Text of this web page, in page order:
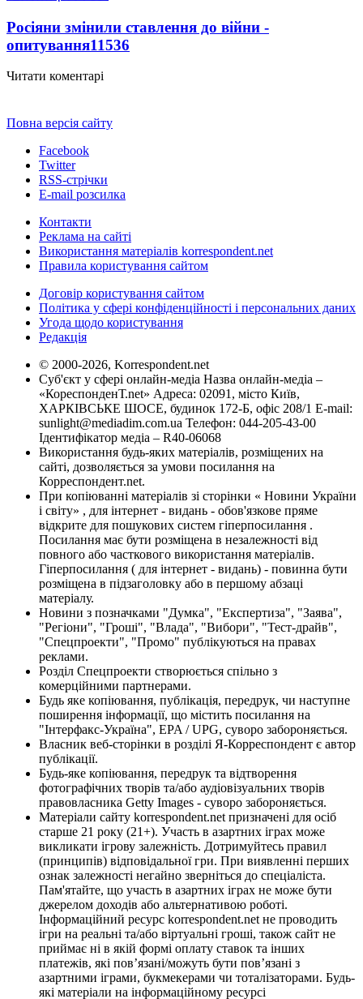
Росіяни змінили ставлення до війни -
опитування11536
Читати коментарі
Повна версія сайту
Facebook
Twitter
RSS-стрічки
E-mail розсилка
Контакти
Реклама на сайті
Використання матеріалів korrespondent.net
Правила користування сайтом
Договір користування сайтом
Політика у сфері конфіденційності і персональних даних
Угода щодо користування
Редакція
© 2000-2026, Korrespondent.net
Суб'єкт у сфері онлайн-медіа Назва онлайн-медіа –
«КореспонденТ.net» Адреса: 02091, місто Київ,
ХАРКІВСЬКЕ ШОСЕ, будинок 172-Б, офіс 208/1 E-mail:
sunlight@mediadim.com.ua Телефон: 044-205-43-00
Ідентифікатор медіа – R40-06068
Використання будь-яких матеріалів, розміщених на
сайті, дозволяється за умови посилання на
Корреспондент.net.
При копіюванні матеріалів зі сторінки « Новини України
і світу» , для інтернет - видань - обов'язкове пряме
відкрите для пошукових систем гіперпосилання .
Посилання має бути розміщена в незалежності від
повного або часткового використання матеріалів.
Гіперпосилання ( для інтернет - видань) - повинна бути
розміщена в підзаголовку або в першому абзаці
матеріалу.
Новини з позначками "Думка", "Експертиза", "Заява",
"Регіони", "Гроші", "Влада", "Вибори", "Тест-драйв",
"Спецпроекти", "Промо" публікуються на правах
реклами.
Розділ Спецпроекти створюється спільно з
комерційними партнерами.
Будь яке копіювання, публікація, передрук, чи наступне
поширення інформації, що містить посилання на
"Інтерфакс-Україна", EPA / UPG, суворо забороняється.
Власник веб-сторінки в розділі Я-Корреспондент є автор
публікації.
Будь-яке копіювання, передрук та відтворення
фотографічних творів та/або аудіовізуальних творів
правовласника Getty Images - суворо забороняється.
Матеріали сайту korrespondent.net призначені для осіб
старше 21 року (21+). Участь в азартних іграх може
викликати ігрову залежність. Дотримуйтесь правил
(принципів) відповідальної гри. При виявленні перших
ознак залежності негайно зверніться до спеціаліста.
Пам'ятайте, що участь в азартних іграх не може бути
джерелом доходів або альтернативою роботі.
Інформаційний ресурс korrespondent.net не проводить
ігри на реальні та/або віртуальні гроші, також сайт не
приймає ні в якій формі оплату ставок та інших
платежів, які пов’язані/можуть бути пов’язані з
азартними іграми, букмекерами чи тоталізаторами. Будь-
які матеріали на інформаційному ресурсі